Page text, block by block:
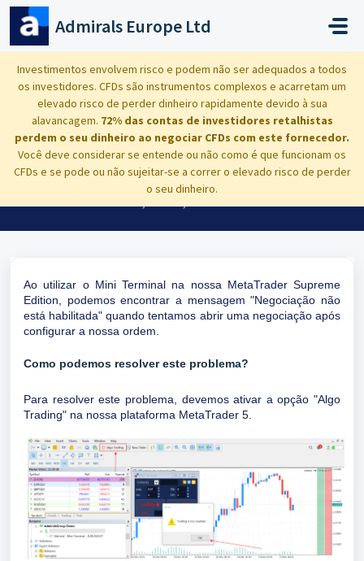
Avançar para o conteúdo principal
Admirals Europe Ltd
Investimentos envolvem risco e podem não ser adequados a todos
os investidores. CFDs são instrumentos complexos e acarretam um
elevado risco de perder dinheiro rapidamente devido à sua
alavancagem. 72% das contas de investidores retalhistas
perdem o seu dinheiro ao negociar CFDs com este fornecedor.
Você deve considerar se entende ou não como é que funcionam os
CFDs e se pode ou não sujeitar-se a correr o elevado risco de perder
o seu dinheiro.
Início ... Mini Terminal: Trading não está ativado
Mini Terminal: Trading não está
ativado
Modificado em Fri, 23 Mai, 2025 às 2:53 PM
Ao utilizar o Mini Terminal na nossa MetaTrader Supreme
Edition, podemos encontrar a mensagem "Negociação não
está habilitada" quando tentamos abrir uma negociação após
configurar a nossa ordem.
Como podemos resolver este problema?
Para resolver este problema, devemos ativar a opção "Algo
Trading" na nossa plataforma MetaTrader 5.